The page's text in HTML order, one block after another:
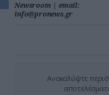
Newsroom | email:
info@pronews.gr
Ανακαλύψτε